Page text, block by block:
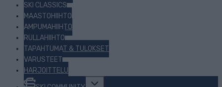
SKI CLASSICS
MAASTOHIIHTO
AMPUMAHIIHTO
RULLAHIIHTO
TAPAHTUMAT & TULOKSET
VARUSTEET
HARJOITTELU
Toggle